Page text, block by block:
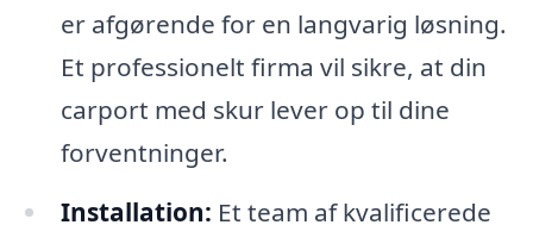
er afgørende for en langvarig løsning.
Et professionelt firma vil sikre, at din
carport med skur lever op til dine
forventninger.
Installation: Et team af kvalificerede